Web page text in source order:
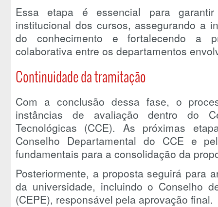
Essa etapa é essencial para
institucional dos cursos, assegurando a
do conhecimento e fortalecendo a
colaborativa entre os departamentos
Continuidade da tramitação
Com a conclusão dessa fase, o
instâncias de avaliação dentro do
Tecnológicas (CCE). As próximas
Conselho Departamental do CCE e
fundamentais para a consolidação da
Posteriormente, a proposta seguirá para
da universidade, incluindo o Conselho
(CEPE), responsável pela aprovação final.